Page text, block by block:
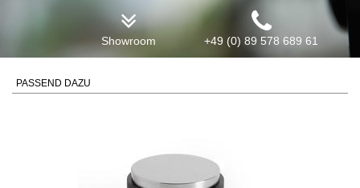
Showroom +49 (0) 89 578 689 61
PASSEND DAZU